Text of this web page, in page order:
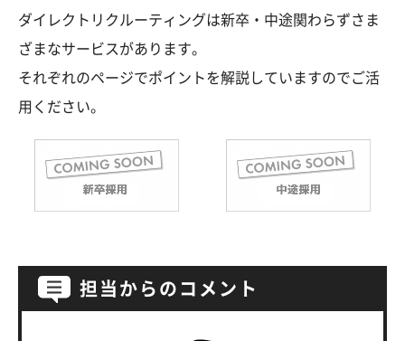
ダイレクトリクルーティングは新卒・中途関わらずさま
ざまなサービスがあります。
それぞれのページでポイントを解説していますのでご活
用ください。
担当からのコメント